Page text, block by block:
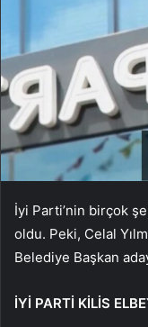
İyi Parti’nin birçok
oldu. Peki, Celal
Belediye Başkan
İYİ PARTİ KİLİS